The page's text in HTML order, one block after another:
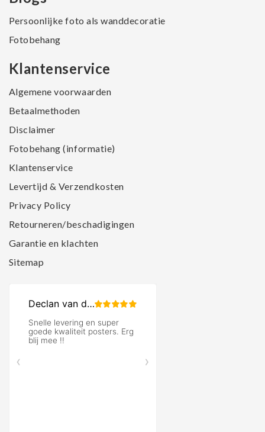
Persoonlijke foto als wanddecoratie
Fotobehang
Klantenservice
Algemene voorwaarden
Betaalmethoden
Disclaimer
Fotobehang (informatie)
Klantenservice
Levertijd & Verzendkosten
Privacy Policy
Retourneren/beschadigingen
Garantie en klachten
Sitemap